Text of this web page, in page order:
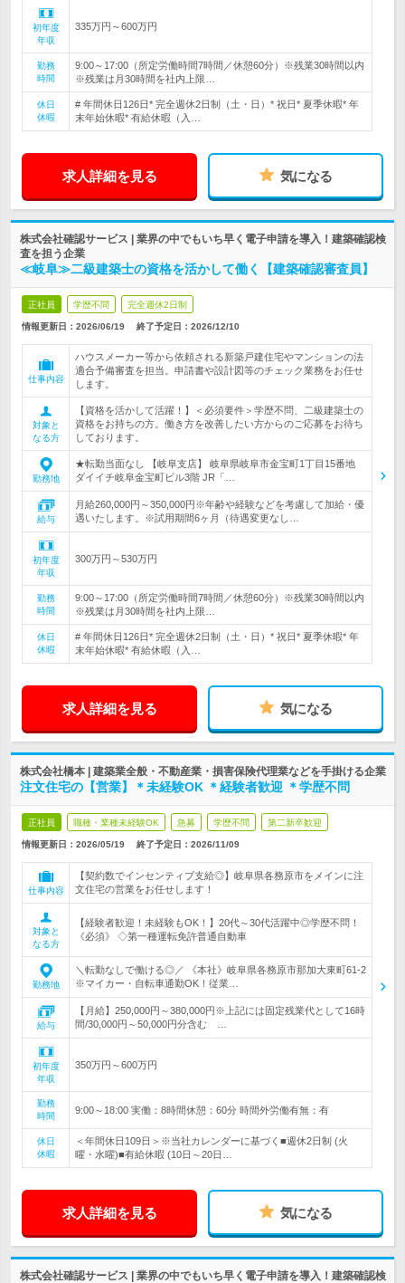
初年度
年収
335万円～600万円
勤務
時間
9:00～17:00（所定労働時間7時間／休憩60分）※残業30時間以内
※残業は月30時間を社内上限…
休日
休暇
# 年間休日126日* 完全週休2日制（土・日）* 祝日* 夏季休暇* 年
末年始休暇* 有給休暇（入…
求人詳細を見る 気になる
株式会社確認サービス | 業界の中でもいち早く電子申請を導入！建築確認検
査を担う企業
≪岐阜≫二級建築士の資格を活かして働く【建築確認審査員】
正社員 学歴不問 完全週休2日制
情報更新日：2026/06/19 終了予定日： 2026/12/10
仕事内容
ハウスメーカー等から依頼される新築戸建住宅やマンションの法
適合予備審査を担当。申請書や設計図等のチェック業務をお任せ
します。
対象と
なる方
【資格を活かして活躍！】＜必須要件＞学歴不問、二級建築士の
資格をお持ちの方。働き方を改善したい方からのご応募をお待ち
しております。
勤務地
★転勤当面なし 【岐阜支店】 岐阜県岐阜市金宝町1丁目15番地
ダイイチ岐阜金宝町ビル3階 JR「…
給与
月給260,000円～350,000円※年齢や経験などを考慮して加給・優
遇いたします。※試用期間6ヶ月（待遇変更なし…
初年度
年収
300万円～530万円
勤務
時間
9:00～17:00（所定労働時間7時間／休憩60分）※残業30時間以内
※残業は月30時間を社内上限…
休日
休暇
# 年間休日126日* 完全週休2日制（土・日）* 祝日* 夏季休暇* 年
末年始休暇* 有給休暇（入…
求人詳細を見る 気になる
株式会社橋本 | 建築業全般・不動産業・損害保険代理業などを手掛ける企業
注文住宅の【営業】＊未経験OK ＊経験者歓迎 ＊学歴不問
正社員 職種・業種未経験OK 急募 学歴不問 第二新卒歓迎
情報更新日：2026/05/19 終了予定日： 2026/11/09
仕事内容
【契約数でインセンティブ支給◎】岐阜県各務原市をメインに注
文住宅の営業をお任せします！
対象と
なる方
【経験者歓迎！未経験もOK！】20代～30代活躍中◎学歴不問！
《必須》 ◇第一種運転免許普通自動車
勤務地
＼転勤なしで働ける◎／ 《本社》岐阜県各務原市那加大東町61-2
※マイカー・自転車通勤OK！従業…
給与
【月給】250,000円～380,000円※上記には固定残業代として16時
間/30,000円～50,000円分含む …
初年度
年収
350万円～600万円
勤務
時間
9:00～18:00 実働：8時間休憩：60分 時間外労働有無：有
休日
休暇
＜年間休日109日＞※当社カレンダーに基づく■週休2日制 (火
曜・水曜)■有給休暇 (10日～20日…
求人詳細を見る 気になる
株式会社確認サービス | 業界の中でもいち早く電子申請を導入！建築確認検